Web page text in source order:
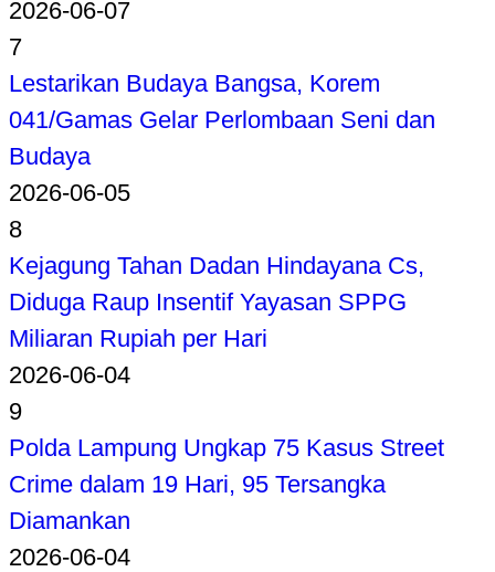
2026-06-07
7
Lestarikan Budaya Bangsa, Korem
041/Gamas Gelar Perlombaan Seni dan
Budaya
2026-06-05
8
Kejagung Tahan Dadan Hindayana Cs,
Diduga Raup Insentif Yayasan SPPG
Miliaran Rupiah per Hari
2026-06-04
9
Polda Lampung Ungkap 75 Kasus Street
Crime dalam 19 Hari, 95 Tersangka
Diamankan
2026-06-04